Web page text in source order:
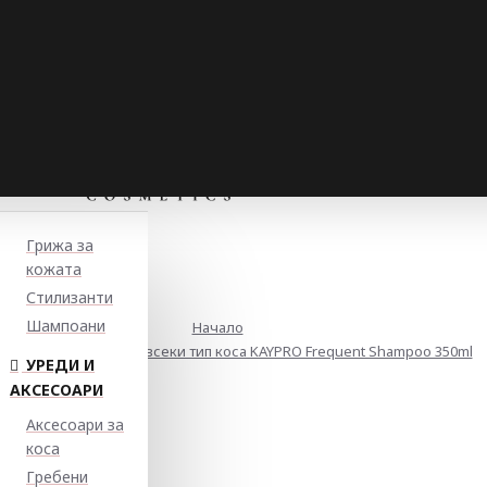
Грижа за
кожата
Стилизанти
Шампоани
УРЕДИ И
АКСЕСОАРИ
Аксесоари за
коса
Гребени
Начало
шампоан за всеки тип коса KAYPRO Frequent Shampoo 350ml